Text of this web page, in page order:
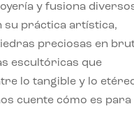
y fusiona
su práctica artística,
preciosas en
escultóricas que
lo tangible y lo
cuente cómo es para